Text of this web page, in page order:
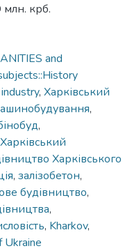
крб.
and
, Харківський
,
,
Харківський
Харківського
, залізобетон,
будівництво,
,
, Kharkov,
Ukraine